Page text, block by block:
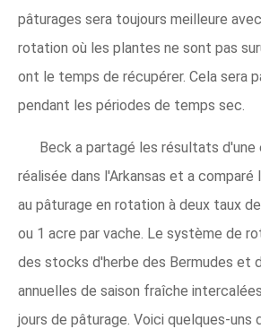
pâturages sera toujours meilleure
rotation où les plantes ne sont pas
ont le temps de récupérer. Cela sera
pendant les périodes de temps sec.
Beck a partagé les résultats
réalisée dans l'Arkansas et a comparé
au pâturage en rotation à deux taux
ou 1 acre par vache. Le système de
des stocks d'herbe des Bermudes et
annuelles de saison fraîche
jours de pâturage. Voici quelques-uns